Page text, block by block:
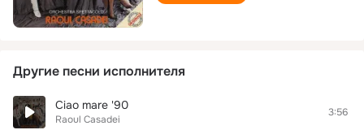
Другие песни исполнителя
Ciao mare '90
Raoul Casadei
3:56